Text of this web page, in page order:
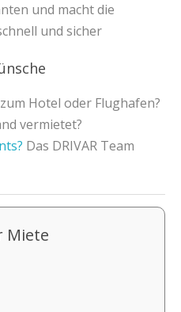
und macht die
und sicher
Hotel oder Flughafen?
vermietet?
Das DRIVAR Team
Miete